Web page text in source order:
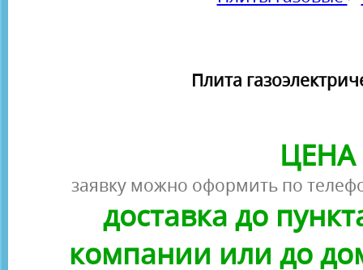
Плита
ЦЕНА
заявку можно оформить по
доставка до
компании или до